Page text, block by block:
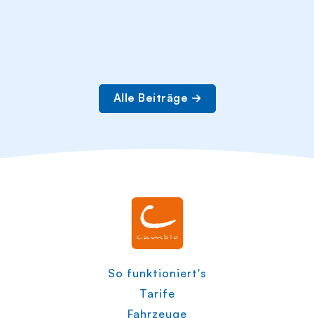
Alle Beiträge
So funktioniert's
Tarife
Fahrzeuge